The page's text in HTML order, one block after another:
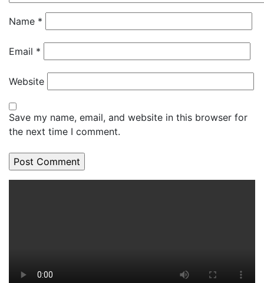
Name *
Email *
Website
Save my name, email, and website in this browser for
the next time I comment.